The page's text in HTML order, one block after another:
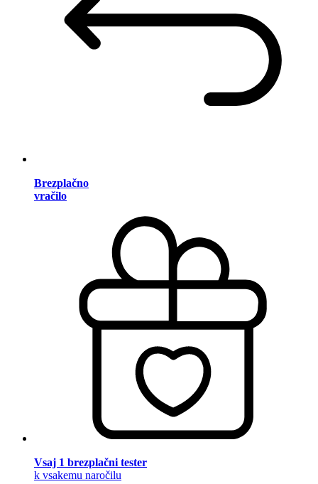
Brezplačno
vračilo
Vsaj 1 brezplačni tester
k vsakemu naročilu